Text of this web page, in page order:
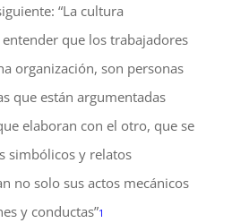
“La cultura
que los trabajadores
organización, son personas
que están argumentadas
elaboran con el otro, que se
simbólicos y relatos
no solo sus actos mecánicos
y conductas”1